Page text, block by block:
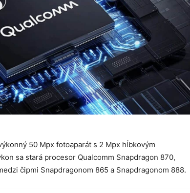
50 Mpx fotoaparát s 2 Mpx hĺbkovým
sa stará procesor Qualcomm Snapdragon 870,
čipmi Snapdragonom 865 a Snapdragonom 888.